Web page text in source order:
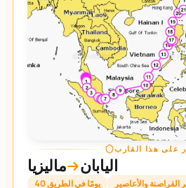
على هذا القارب
ماليزيا اليابان
40 يومًا في الطريق القراصنة والأعاصير